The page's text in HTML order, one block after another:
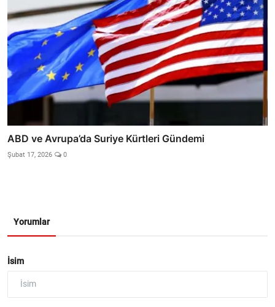
ABD ve Avrupa’da Suriye Kürtleri Gündemi
Şubat 17, 2026 0
Yorumlar
İsim